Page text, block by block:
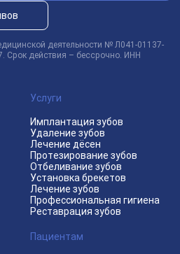
деятельности № Л041-01137-
Срок действия – бессрочно. ИНН
Пациентам
Услуги
Имплантация зубов
Удаление зубов
Лечение дёсен
Протезирование зубов
Отбеливание зубов
Установка брекетов
Лечение зубов
Профессиональная гигиена
Реставрация зубов